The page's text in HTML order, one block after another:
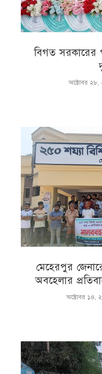
বিগত
অক্টোবর ২৮,
মেহেরপুর
অবহেলার
অক্টোবর ১৪,